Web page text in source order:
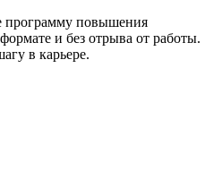
программу повышения
и без отрыва от работы.
в карьере.